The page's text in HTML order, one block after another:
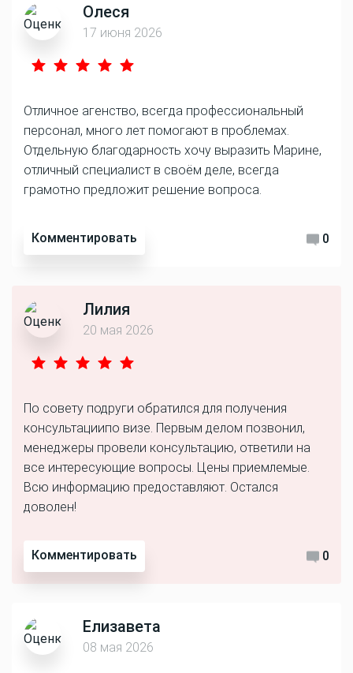
Олеся
17 июня 2026
Отличное агенство, всегда профессиональный
персонал, много лет помогают в проблемах.
Отдельную благодарность хочу выразить Марине,
отличный специалист в своём деле, всегда
грамотно предложит решение вопроса.
Комментировать 0
Лилия
20 мая 2026
По совету подруги обратился для получения
консультациипо визе. Первым делом позвонил,
менеджеры провели консультацию, ответили на
все интересующие вопросы. Цены приемлемые.
Всю информацию предоставляют. Остался
доволен!
Комментировать 0
Елизавета
08 мая 2026